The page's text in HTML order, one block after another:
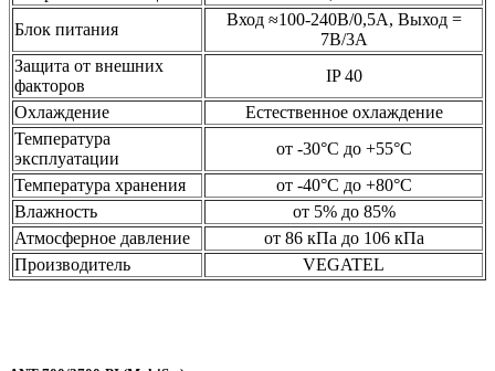
Блок питания
Вход ≈100-240В/0,5А, Выход =
7В/3А
Защита от внешних
факторов
IP 40
Охлаждение
Естественное охлаждение
Температура
эксплуатации
от -30°C до +55°C
Температура хранения
от -40°C до +80°C
Влажность
от 5% до 85%
Атмосферное давление
от 86 кПа до 106 кПа
Производитель
VEGATEL